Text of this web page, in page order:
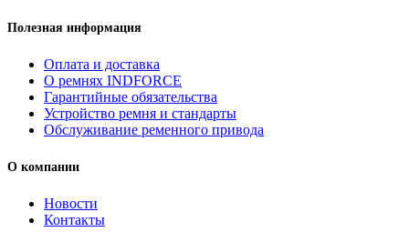
Полезная информация
Оплата и доставка
О ремнях INDFORCE
Гарантийные обязательства
Устройство ремня и стандарты
Обслуживание ременного привода
О компании
Новости
Контакты